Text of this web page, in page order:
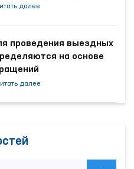
количество обращений
далее
проведения выездных
на основе
далее